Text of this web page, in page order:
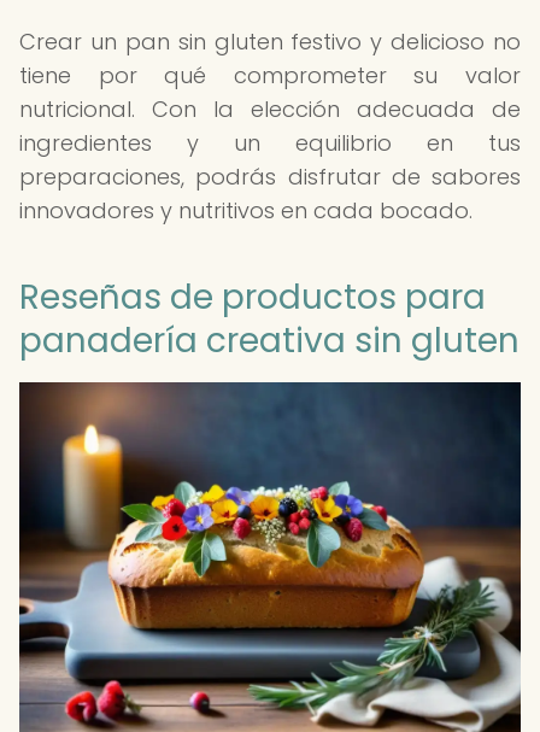
Crear un pan sin gluten festivo y delicioso no
tiene por qué comprometer su valor
nutricional. Con la elección adecuada de
ingredientes y un equilibrio en tus
preparaciones, podrás disfrutar de sabores
innovadores y nutritivos en cada bocado.
Reseñas de productos para
panadería creativa sin gluten